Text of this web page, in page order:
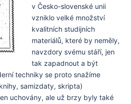
v Česko-slovenské unii
vzniklo velké množství
kvalitních studijních
materiálů, které by neměly,
navzdory svému stáří, jen
tak zapadnout a být
techniky se proto snažíme
samizdaty, skripta)
uchovány, ale už brzy byly také